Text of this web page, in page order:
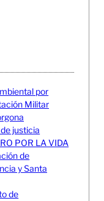
por
Militar
justicia
POR LA VIDA
de
y Santa
de